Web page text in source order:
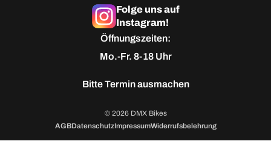
Folge uns auf
Instagram!
Öffnungszeiten:
Mo.-Fr. 8-18 Uhr
BitteTermin ausmachen
© 2026 DMX Bikes
AGBDatenschutzImpressumWiderrufsbelehrung